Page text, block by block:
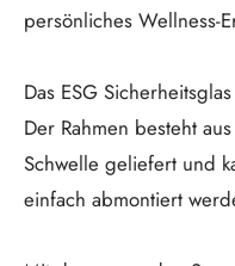
persönliches Wellness-
Das ESG
Der Rahmen besteht
Schwelle geliefert und
einfach abmontiert